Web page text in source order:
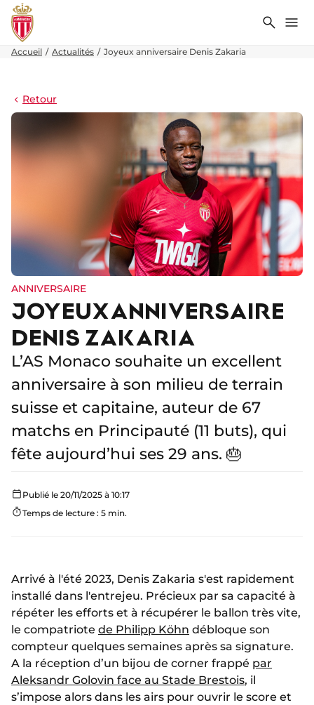
Accueil Actualités Joyeux anniversaire Denis Zakaria
Retour
ANNIVERSAIRE
JOYEUX ANNIVERSAIRE
DENIS ZAKARIA
L’AS Monaco souhaite un excellent
anniversaire à son milieu de terrain
suisse et capitaine, auteur de 67
matchs en Principauté (11 buts), qui
fête aujourd’hui ses 29 ans. 🎂
Publié le 20/11/2025 à 10:17
Temps de lecture : 5 min.
Arrivé à l'été 2023, Denis Zakaria s'est rapidement
installé dans l'entrejeu. Précieux par sa capacité à
répéter les efforts et à récupérer le ballon très vite,
le compatriote de Philipp Köhn débloque son
compteur quelques semaines après sa signature.
A la réception d’un bijou de corner frappé par
Aleksandr Golovin face au Stade Brestois, il
s’impose alors dans les airs pour ouvrir le score et